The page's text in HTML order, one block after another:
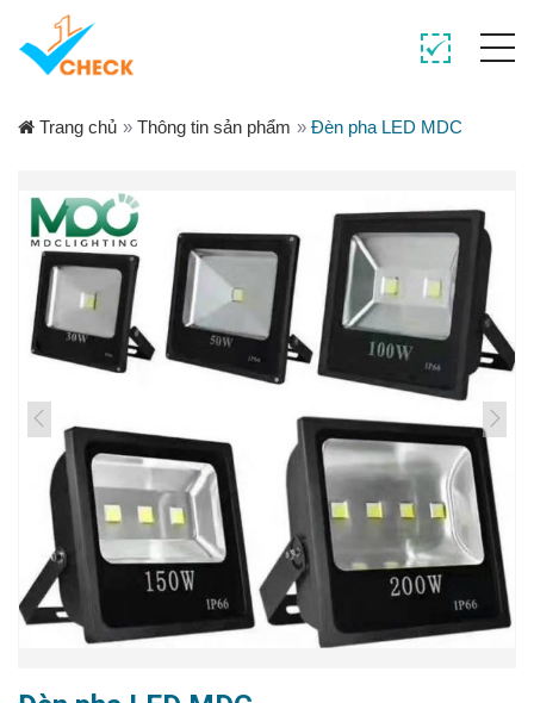
Trang chủ » Thông tin sản phẩm » Đèn pha LED MDC